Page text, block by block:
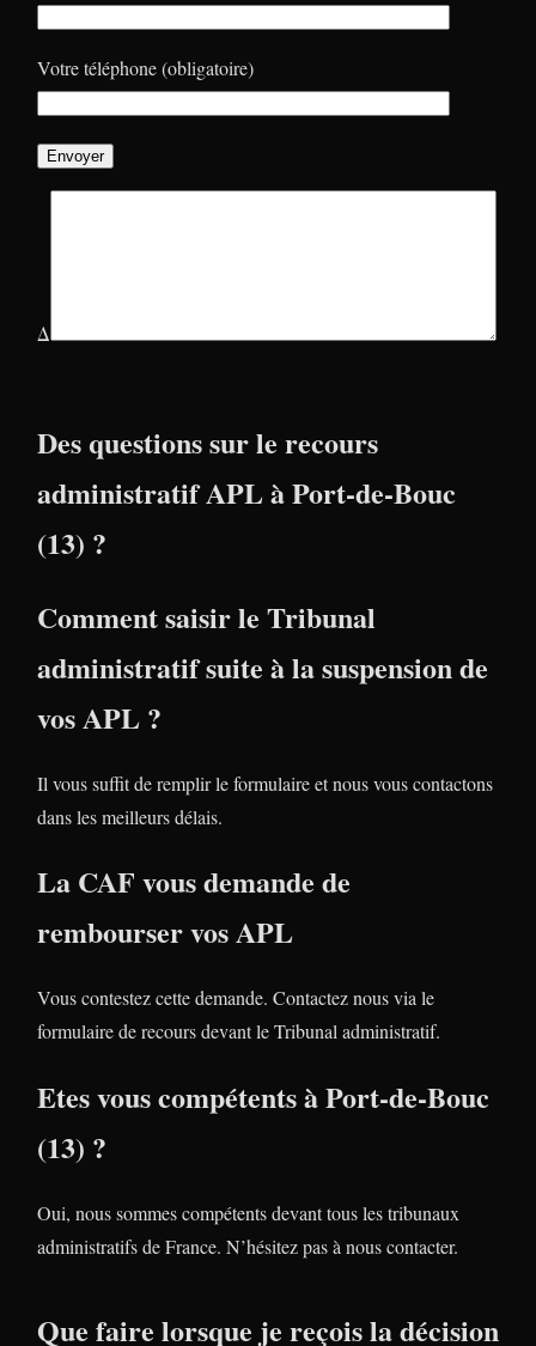
Votre téléphone (obligatoire)
Δ
Des questions sur le recours
administratif APL à Port-de-Bouc
(13) ?
Comment saisir le Tribunal
administratif suite à la suspension de
vos APL ?
Il vous suffit de remplir le formulaire et nous vous contactons
dans les meilleurs délais.
La CAF vous demande de
rembourser vos APL
Vous contestez cette demande. Contactez nous via le
formulaire de recours devant le Tribunal administratif.
Etes vous compétents à Port-de-Bouc
(13) ?
Oui, nous sommes compétents devant tous les tribunaux
administratifs de France. N’hésitez pas à nous contacter.
Que faire lorsque je reçois la décision